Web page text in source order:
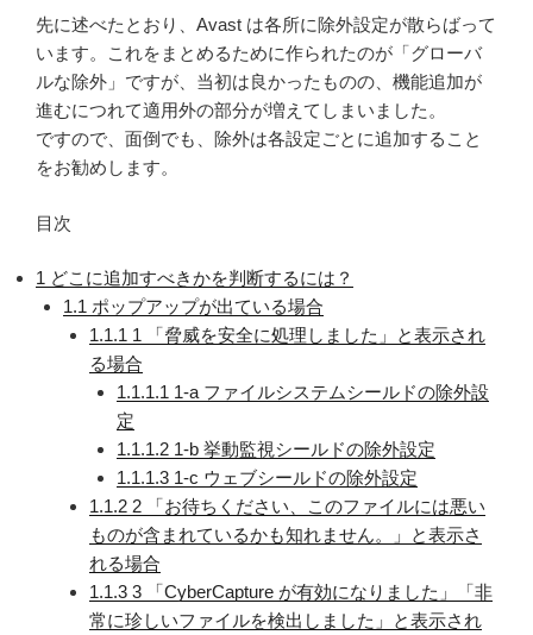
先に述べたとおり、Avast は各所に除外設定が散らばって
います。これをまとめるために作られたのが「グローバ
ルな除外」ですが、当初は良かったものの、機能追加が
進むにつれて適用外の部分が増えてしまいました。
ですので、面倒でも、除外は各設定ごとに追加すること
をお勧めします。
目次
1 どこに追加すべきかを判断するには？
1.1 ポップアップが出ている場合
1.1.1 1 「脅威を安全に処理しました」と表示され
る場合
1.1.1.1 1-a ファイルシステムシールドの除外設
定
1.1.1.21-b 挙動監視シールドの除外設定
1.1.1.31-c ウェブシールドの除外設定
1.1.2 2 「お待ちください、このファイルには悪い
ものが含まれているかも知れません。」と表示さ
れる場合
1.1.3 3 「CyberCapture が有効になりました」「非
常に珍しいファイルを検出しました」と表示され